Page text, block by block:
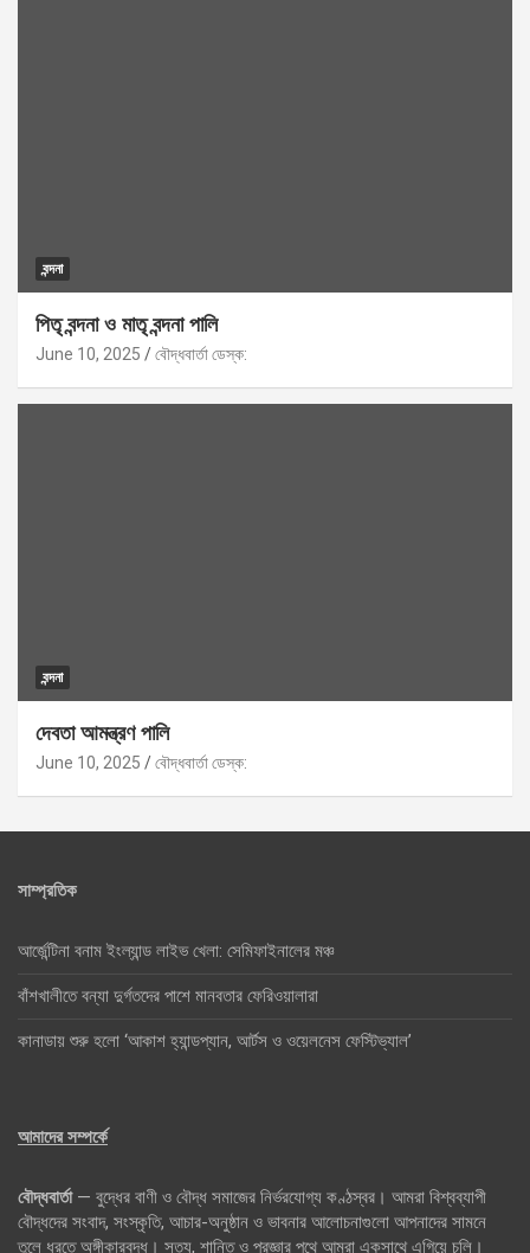
বন্দনা
পিতৃ বন্দনা ও মাতৃ বন্দনা পালি
June 10, 2025 বৌদ্ধবার্তা ডেস্ক:
বন্দনা
দেবতা আমন্ত্রণ পালি
June 10, 2025 বৌদ্ধবার্তা ডেস্ক:
সাম্প্রতিক
আর্জেন্টিনা বনাম ইংল্যান্ড লাইভ খেলা: সেমিফাইনালের মঞ্চ
বাঁশখালীতে বন্যা দুর্গতদের পাশে মানবতার ফেরিওয়ালারা
কানাডায় শুরু হলো ‘আকাশ হ্যান্ডপ্যান, আর্টস ও ওয়েলনেস ফেস্টিভ্যাল’
আমাদের সম্পর্কে
বৌদ্ধবার্তা— বুদ্ধের বাণী ও বৌদ্ধ সমাজের নির্ভরযোগ্য কণ্ঠস্বর। আমরা বিশ্বব্যাপী
বৌদ্ধদের সংবাদ, সংস্কৃতি, আচার-অনুষ্ঠান ও ভাবনার আলোচনাগুলো আপনাদের সামনে
তুলে ধরতে অঙ্গীকারবদ্ধ। সত্য, শান্তি ও প্রজ্ঞার পথে আমরা একসাথে এগিয়ে চলি।